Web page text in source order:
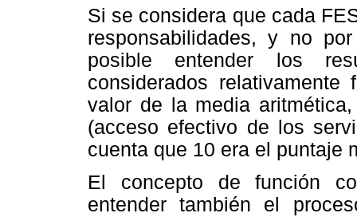
Si se considera que cada
responsabilidades, y no
posible entender los
considerados
valor de la media
(acceso efectivo de los
cuenta que 10 era el puntaje
El concepto de función
entender también el